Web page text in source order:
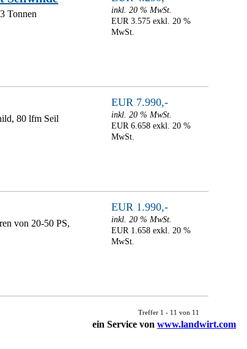
Tonnen
inkl. 20 % MwSt.
EUR 3.575 exkl. 20 %
MwSt.
80 lfm Seil
EUR 7.990,-
inkl. 20 % MwSt.
EUR 6.658 exkl. 20 %
MwSt.
von 20-50 PS,
EUR 1.990,-
inkl. 20 % MwSt.
EUR 1.658 exkl. 20 %
MwSt.
Treffer 1 - 11 von 11
ein Service von www.landwirt.com